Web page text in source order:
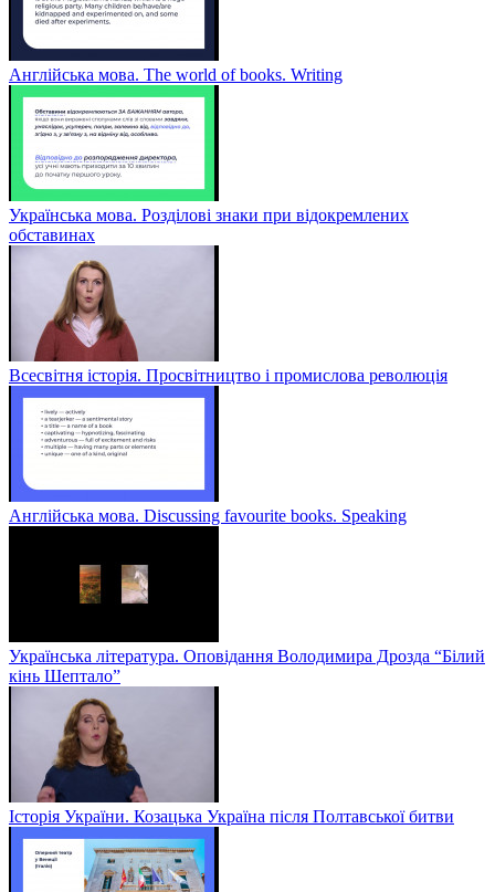
Англійська мова. The world of books. Writing
Українська мова. Розділові знаки при відокремлених
обставинах
Всесвітня історія. Просвітництво і промислова революція
Англійська мова. Discussing favourite books. Speaking
Українська література. Оповідання Володимира Дрозда “Білий
кінь Шептало”
Історія України. Козацька Україна після Полтавської битви